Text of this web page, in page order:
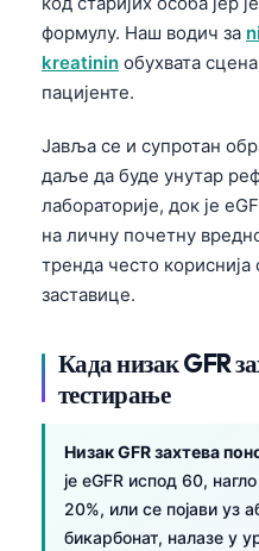
формулу. Наш водич за
kreatinin обухвата
пацијенте.
Јавља се и супротан
даље да буде унутар
лабораторије, док је
на личну почетну
тренда често
заставице.
Када низак GFR
тестирање
Низак GFR захтева
је eGFR испод 60,
20%, или се појави уз
бикарбонат, налазе у
Беларуская мова
Esperanto
Frysk
Norsk bokmål